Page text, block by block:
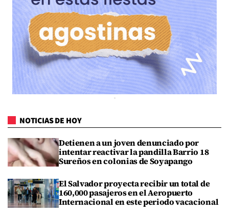
NOTICIAS DE HOY
Detienen a un joven denunciado por
intentar reactivar la pandilla Barrio 18
Sureños en colonias de Soyapango
El Salvador proyecta recibir un total de
160,000 pasajeros en el Aeropuerto
Internacional en este periodo vacacional